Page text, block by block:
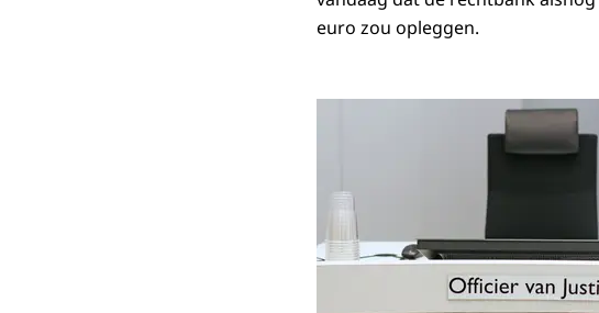
euro zou opleggen.